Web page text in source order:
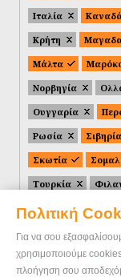
Πολιτική
Για να σου
χρησιμοποιούμε
πλοήγηση σου
Ιταλία
Κρήτη
Μάλτα
Νορβηγία
Ουγγαρία
Ρωσία
Σιβηρία
Σκωτία
Τουρκία